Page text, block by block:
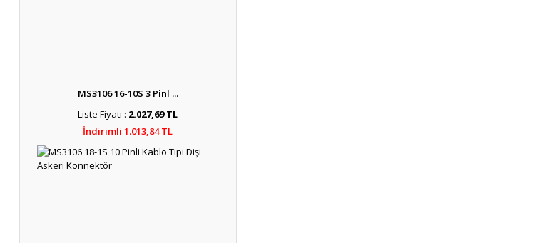
MS3106 16-10S 3 Pinl ...
Liste Fiyatı : 2.027,69 TL
İndirimli 1.013,84 TL